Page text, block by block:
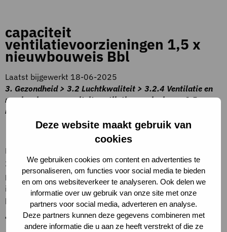
Deze website maakt gebruik van
cookies
We gebruiken cookies om content en advertenties te
personaliseren, om functies voor social media te bieden
en om ons websiteverkeer te analyseren. Ook delen we
informatie over uw gebruik van onze site met onze
partners voor social media, adverteren en analyse.
Deze partners kunnen deze gegevens combineren met
andere informatie die u aan ze heeft verstrekt of die ze
capaciteit
ventilatievoorzieningen 1,5 x
nieuwbouweis Bbl
Laatst bijgewerkt 18-06-2025
3. Gezondheid > 3.2 Luchtkwaliteit > 3.2.4 Ventilatie en
regelgeving > capaciteit ventilatievoorzieningen 1,5 x
nieuwbouweis Bbl
Beschrijving criteria
Er wordt voldaan aan klasse A uit het PvE Frisse Scholen
2021. De capaciteit bedraagt ten minste 12 dm3/s per
persoon. Dit is ongeveer 1,5x zo groot als de minimumeis
in het Bbl voor nieuwbouw. CO2 concentratie van de
binnen lucht bedraagt maximaal 800 ppm.
Toelichting op criteria